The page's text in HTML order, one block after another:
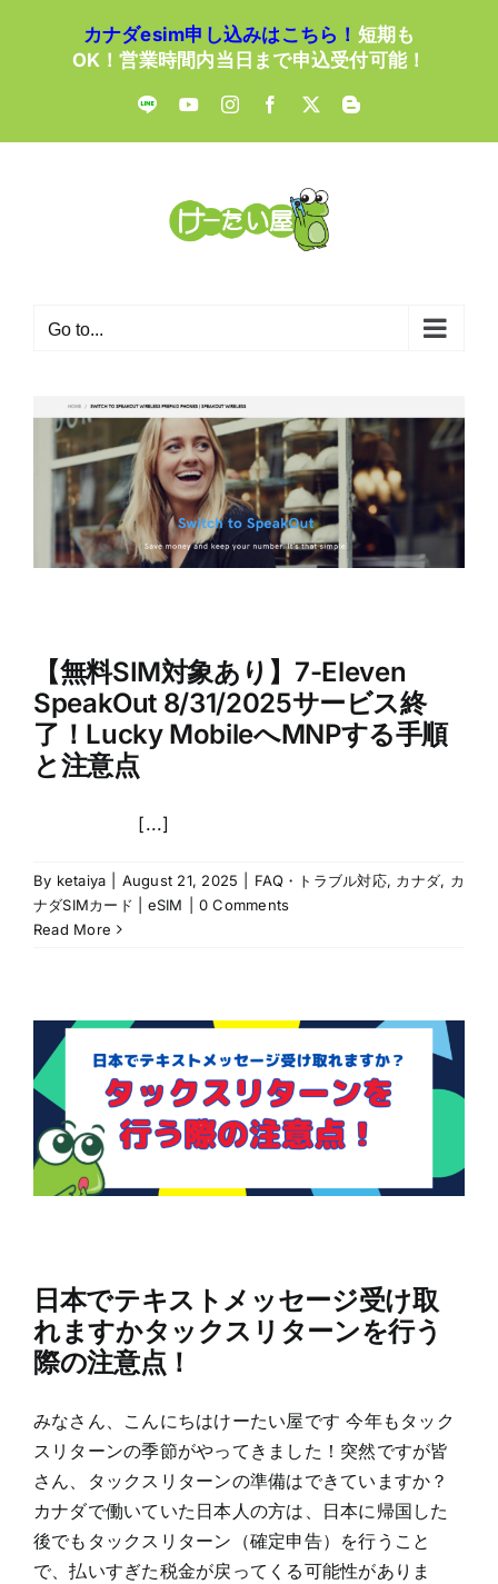
カナダesim申し込みはこちら！ 短期も
OK！営業時間内当日まで申込受付可能！
LINE YouTubeInstagramFacebook
X Blogger
Go to...
【無料SIM対象あり】7-Eleven
SpeakOut 8/31/2025サービス終
了！Lucky MobileへMNPする手順
と注意点
[...]
By ketaiya August 21, 2025 FAQ・トラブル対応, カナダ, カ
ナダSIMカード | eSIM
0 Comments
Read More
日本でテキストメッセージ受け取
れますかタックスリターンを行う
際の注意点！
みなさん、こんにちはけーたい屋です 今年もタック
スリターンの季節がやってきました！突然ですが皆
さん、タックスリターンの準備はできていますか？
カナダで働いていた日本人の方は、日本に帰国した
後でもタックスリターン（確定申告）を行うこと
で、払いすぎた税金が戻ってくる可能性がありま